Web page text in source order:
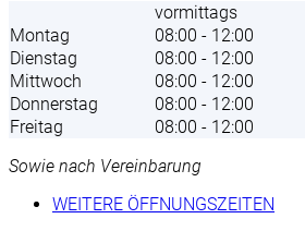
vormittags
Montag
08:00 - 12:00
Dienstag
08:00 - 12:00
Mittwoch
08:00 - 12:00
Donnerstag
08:00 - 12:00
Freitag
08:00 - 12:00
Sowie nach Vereinbarung
WEITERE ÖFFNUNGSZEITEN